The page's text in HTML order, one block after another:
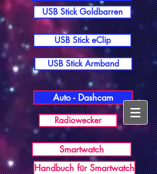
USB Stick Goldbarren
USB Stick eClip
USB Stick Armband
Auto - Dashcam
Radiowecker
Smartwatch
Handbuch für Smartwatch